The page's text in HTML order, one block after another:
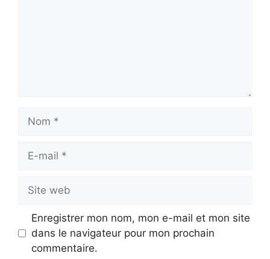
Nom
Site
web
Enregistrer mon nom, mon e-mail et mon site
dans le navigateur pour mon prochain
commentaire.